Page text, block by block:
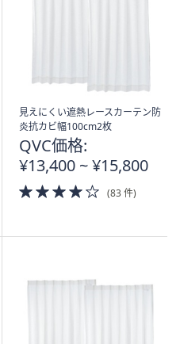
見えにくい遮熱レースカーテン防
炎抗カビ幅100cm2枚
QVC価格:
¥13,400 ~ ¥15,800
4.0
of
(83 件)